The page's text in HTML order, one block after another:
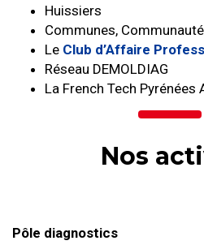
Huissiers
Communes,
Le Club d’Affaire
Réseau DEMOLDIAG
La French Tech Pyrénées
Nos
Pôle diagnostics